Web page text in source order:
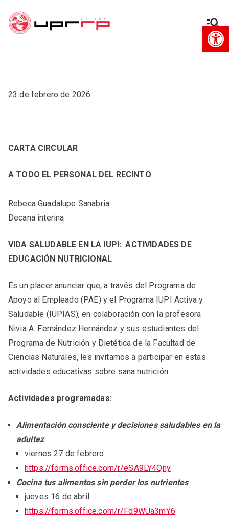
Decanato de Administración
23 de febrero de 2026
CARTA CIRCULAR
A TODO EL PERSONAL DEL RECINTO
Rebeca Guadalupe Sanabria
Decana interina
VIDA SALUDABLE EN LA IUPI: ACTIVIDADES DE
EDUCACIÓN NUTRICIONAL
Es un placer anunciar que, a través del Programa de
Apoyo al Empleado (PAE) y el Programa IUPI Activa y
Saludable (IUPIAS), en colaboración con la profesora
Nivia A. Fernández Hernández y sus estudiantes del
Programa de Nutrición y Dietética de la Facultad de
Ciencias Naturales, les invitamos a participar en estas
actividades educativas sobre sana nutrición.
Actividades programadas:
Alimentación consciente y decisiones saludables en la
adultez
viernes 27 de febrero
https://forms.office.com/r/eSA9LY4Qny
Cocina tus alimentos sin perder los nutrientes
jueves 16 de abril
https://forms.office.com/r/Fd9WUa3mY6